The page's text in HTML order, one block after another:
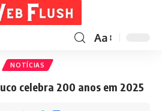
Aa
NOTÍCIAS
celebra 200 anos em 2025